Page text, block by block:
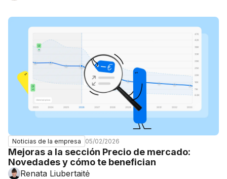
Noticias de la empresa 05/02/2026
Mejoras a la sección Precio de mercado:
Novedades y cómo te benefician
Renata Liubertaitė